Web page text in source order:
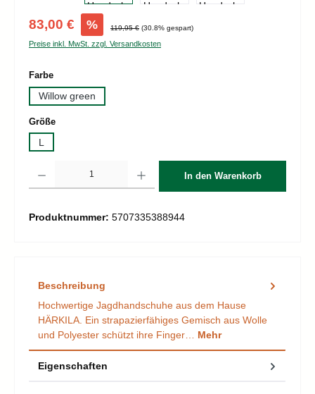
Verkaufspreis:
83,00 € % Regulärer Preis:
119,95 € (30.8% gespart)
Preise inkl. MwSt. zzgl. Versandkosten
Farbeauswählen
Willow green
Größeauswählen
L
In den Warenkorb
Produktnummer: 5707335388944
Beschreibung
Hochwertige Jagdhandschuhe aus dem Hause
HÄRKILA. Ein strapazierfähiges Gemisch aus Wolle
und Polyester schützt ihre Finger… Mehr
Eigenschaften